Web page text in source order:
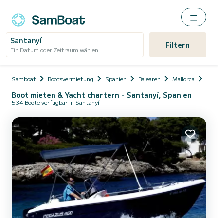
Santanyí
Ein Datum oder Zeitraum wählen Filtern
Samboat Bootsvermietung Spanien Balearen Mallorca
Boot mieten & Yacht chartern - Santanyí, Spanien
534 Boote verfügbar in Santanyí